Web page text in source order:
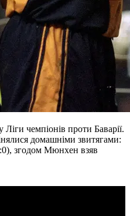
чемпіонів проти Баварії.
домашніми звитягами:
згодом Мюнхен взяв